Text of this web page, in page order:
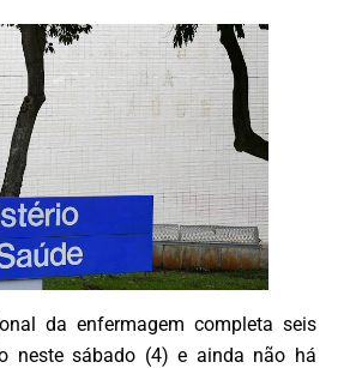
da enfermagem completa seis
neste sábado (4) e ainda não há